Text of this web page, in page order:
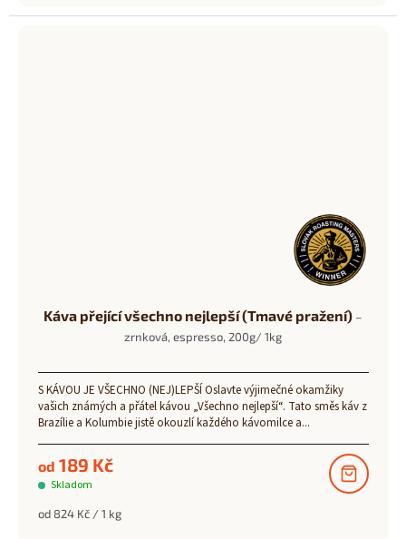
Káva přející všechno nejlepší (Tmavé pražení) –
zrnková, espresso, 200g/ 1kg
Skladom
od 189 Kč
Měrná
od 824 Kč / 1 kg
S KÁVOU JE VŠECHNO (NEJ)LEPŠÍ Oslavte výjimečné okamžiky
vašich známých a přátel kávou „Všechno nejlepší“. Tato směs káv z
Brazílie a Kolumbie jistě okouzlí každého kávomilce a...